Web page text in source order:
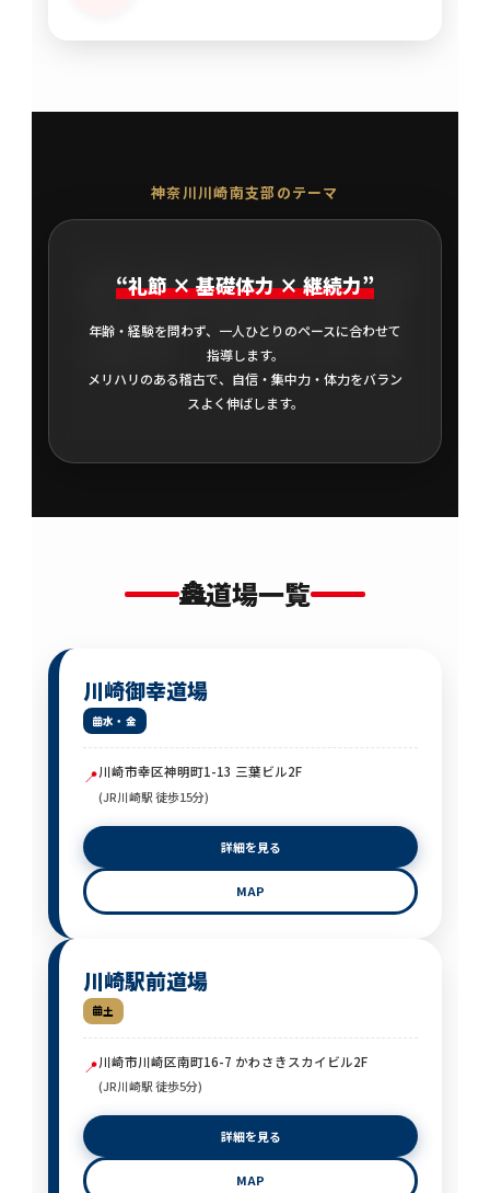
SPIRIT
神奈川川崎南支部のテーマ
“礼節 × 基礎体力 × 継続力”
年齢・経験を問わず、一人ひとりのペースに合わせて
指導します。
メリハリのある稽古で、自信・集中力・体力をバラン
スよく伸ばします。
🏯道場一覧
川崎御幸道場
水・金
📍川崎市幸区神明町1-13 三葉ビル2F
(JR川崎駅 徒歩15分)
詳細を見る
MAP
川崎駅前道場
土
📍川崎市川崎区南町16-7 かわさきスカイビル2F
(JR川崎駅 徒歩5分)
詳細を見る
MAP